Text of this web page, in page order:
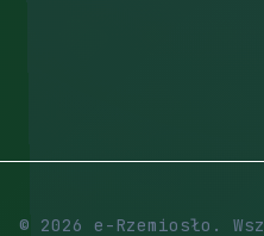
© 2026 e-Rzemiosło.